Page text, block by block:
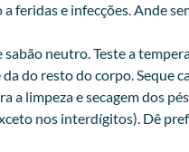
feridas e infecções. Ande
neutro. Teste a
do resto do corpo.
a limpeza e secagem dos
nos interdígitos). Dê